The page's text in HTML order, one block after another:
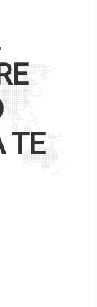
TE